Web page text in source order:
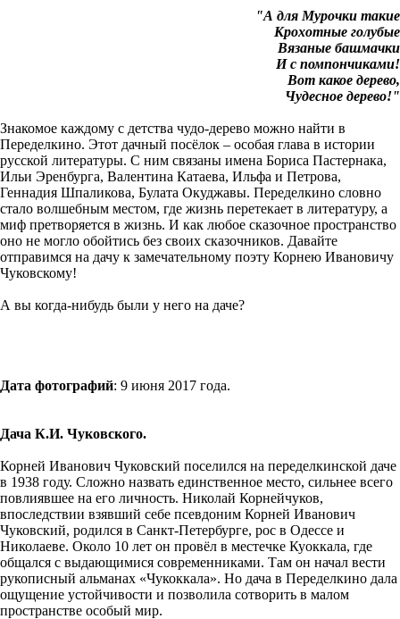
"А для Мурочки такие
Крохотные голубые
Вязаные башмачки
И с помпончиками!
Вот какое дерево,
Чудесное дерево!"
Знакомое каждому с детства чудо-дерево можно найти в
Переделкино. Этот дачный посёлок – особая глава в истории
русской литературы. С ним связаны имена Бориса Пастернака,
Ильи Эренбурга, Валентина Катаева, Ильфа и Петрова,
Геннадия Шпаликова, Булата Окуджавы. Переделкино словно
стало волшебным местом, где жизнь перетекает в литературу, а
миф претворяется в жизнь. И как любое сказочное пространство
оно не могло обойтись без своих сказочников. Давайте
отправимся на дачу к замечательному поэту Корнею Ивановичу
Чуковскому!
А вы когда-нибудь были у него на даче?
Дата фотографий: 9 июня 2017 года.
Дача К.И. Чуковского.
Корней Иванович Чуковский поселился на переделкинской даче
в 1938 году. Сложно назвать единственное место, сильнее всего
повлиявшее на его личность. Николай Корнейчуков,
впоследствии взявший себе псевдоним Корней Иванович
Чуковский, родился в Санкт-Петербурге, рос в Одессе и
Николаеве. Около 10 лет он провёл в местечке Куоккала, где
общался с выдающимися современниками. Там он начал вести
рукописный альманах «Чукоккала». Но дача в Переделкино дала
ощущение устойчивости и позволила сотворить в малом
пространстве особый мир.